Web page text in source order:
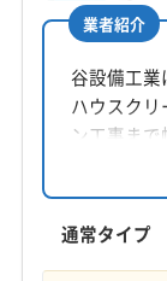
所在地
徳島県徳島市
対応地域
徳島市
美馬
板野郡板野町
もっと見る
業者紹介
谷設備工業
ハウスク
ン工事ま
で、エア
女性スタ
消臭抗菌
も用意して
通常タイプ